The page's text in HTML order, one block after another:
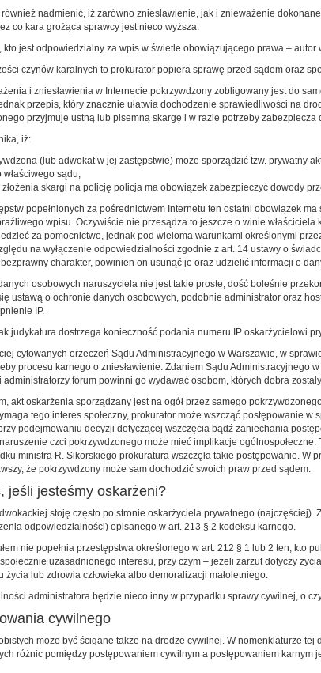
nadmienić, iż zarówno zniesławienie, jak i znieważenie
co kara grożąca sprawcy jest nieco wyższa.
kto jest odpowiedzialny za wpis w świetle obowiązującego prawa –
czynów karalnych to prokurator popiera sprawę przed sądem oraz
i zniesławienia w Internecie pokrzywdzony zobligowany jest do
przepis, który znacznie ułatwia dochodzenie sprawiedliwości na
przyjmuje ustną lub pisemną skargę i w razie potrzeby zabezpiecza
iż:
(lub adwokat w jej zastępstwie) może sporządzić tzw. prywatny
właściwego sądu,
skargi na policję policja ma obowiązek zabezpieczyć dowody
popełnionych za pośrednictwem Internetu ten ostatni obowiązek
wpisu. Oczywiście nie przesądza to jeszcze o winie
za pomocnictwo, jednak pod wieloma warunkami określonymi
na wyłączenie odpowiedzialności zgodnie z art. 14 ustawy o
bezprawny charakter, powinien on usunąć je oraz udzielić informacji o
osobowych naruszyciela nie jest takie proste, dość boleśnie
ustawą o ochronie danych osobowych, podobnie administrator oraz
IP.
judykatura dostrzega konieczność podania numeru IP oskarżycielowi
cytowanych orzeczeń Sądu Administracyjnego w Warszawie, w
procesu karnego o zniesławienie. Zdaniem Sądu Administracyjnego
forum powinni go wydawać osobom, których dobra
akt oskarżenia sporządzany jest na ogół przez samego
tego interes społeczny, prokurator może wszcząć postępowanie
podejmowaniu decyzji dotyczącej wszczęcia bądź zaniechania
czci pokrzywdzonego może mieć implikacje
ministra R. Sikorskiego prokuratura wszczęła takie postępowanie.
że pokrzywdzony może sam dochodzić swoich praw przed sądem.
jeśli jesteśmy oskarżeni?
stoję często po stronie oskarżyciela prywatnego
odpowiedzialności) opisanego w art. 213 § 2 kodeksu karnego.
nie popełnia przestępstwa określonego w art. 212 § 1 lub 2 ten,
społecznie uzasadnionego interesu, przy czym – jeżeli zarzut dotyczy
życia lub zdrowia człowieka albo demoralizacji małoletniego.
administratora będzie nieco inny w przypadku sprawy cywilnej, o
cywilnego
może być ścigane także na drodze cywilnej. W nomenklaturze
różnic pomiędzy postępowaniem cywilnym a postępowaniem